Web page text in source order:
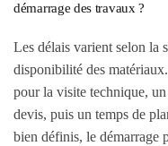
démarrage des travaux ?
Les délais varient selon la
disponibilité des
pour la visite technique,
devis, puis un temps de
bien définis, le démarrage